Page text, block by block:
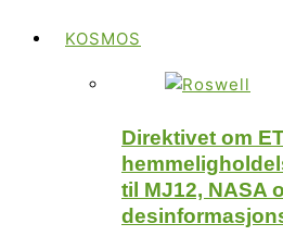
KOSMOS
Direktivet om
til MJ12, NASA